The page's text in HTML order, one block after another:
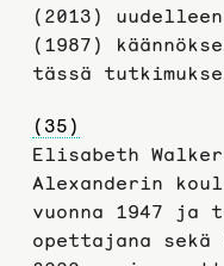
(2013) uudelleen
(1987)
tässä
(35)
Elisabeth
Alexanderin
vuonna 1947
opettajana